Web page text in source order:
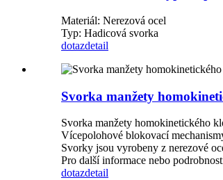
Materiál: Nerezová ocel
Typ: Hadicová svorka
dotazdetail
Svorka manžety
Svorka manžety homokinetického
Vícepolohové blokovací
Svorky jsou vyrobeny z nerezové
Pro další informace nebo
dotazdetail